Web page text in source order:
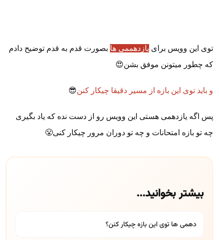
توی این وویس برای یازدهممی ها بصورت قدم به قدم توضیح دادم
که چطور میتونن موفق بشن😍
و باید توی این بازه از مسیر دقیقا چیکار کنن😎
پس اگه یازدهمی هستی این وویس رو از دست نده که یاد بگیری
چه تو بازه امتحانات و چه تو دوران مرور چیکار کنی😤
بیشتر بخوانید...
دهمی ها توی این بازه چیکار کنن؟